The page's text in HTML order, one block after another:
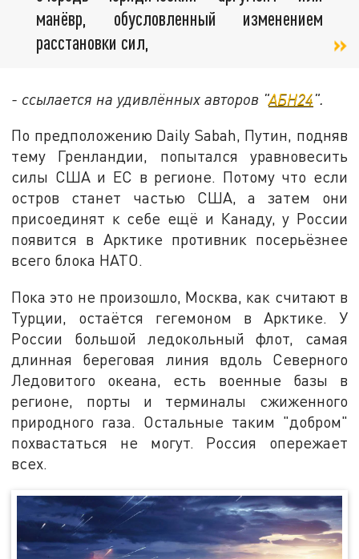
манёвр, обусловленный изменением
расстановки сил,
- ссылается на удивлённых авторов "АБН24".
По предположению Daily Sabah, Путин, подняв
тему Гренландии, попытался уравновесить
силы США и ЕС в регионе. Потому что если
остров станет частью США, а затем они
присоединят к себе ещё и Канаду, у России
появится в Арктике противник посерьёзнее
всего блока НАТО.
Пока это не произошло, Москва, как считают в
Турции, остаётся гегемоном в Арктике. У
России большой ледокольный флот, самая
длинная береговая линия вдоль Северного
Ледовитого океана, есть военные базы в
регионе, порты и терминалы сжиженного
природного газа. Остальные таким "добром"
похвастаться не могут. Россия опережает
всех.